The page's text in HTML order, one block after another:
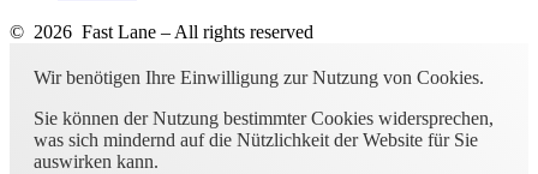
© 2026 Fast Lane – All rights reserved
Wir benötigen Ihre Einwilligung zur Nutzung von Cookies.
Sie können der Nutzung bestimmter Cookies widersprechen,
was sich mindernd auf die Nützlichkeit der Website für Sie
auswirken kann.